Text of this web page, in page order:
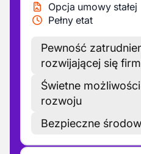
Opcja umowy stałej
Pełny etat
Pewność
rozwijającej się
Świetne
rozwoju
Bezpieczne